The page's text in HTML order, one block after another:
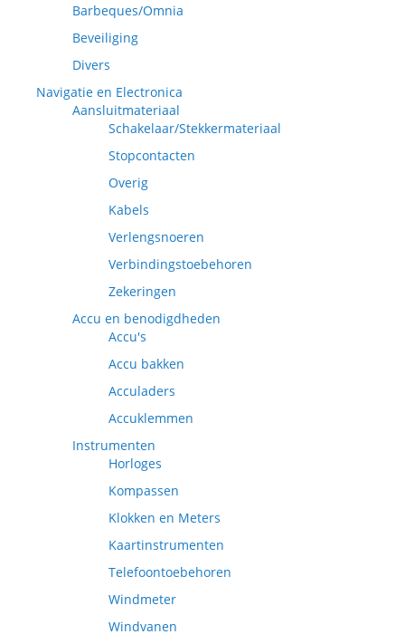
Barbeques/Omnia
Beveiliging
Divers
Navigatie en Electronica
Aansluitmateriaal
Schakelaar/Stekkermateriaal
Stopcontacten
Overig
Kabels
Verlengsnoeren
Verbindingstoebehoren
Zekeringen
Accu en benodigdheden
Accu's
Accu bakken
Acculaders
Accuklemmen
Instrumenten
Horloges
Kompassen
Klokken en Meters
Kaartinstrumenten
Telefoontoebehoren
Windmeter
Windvanen